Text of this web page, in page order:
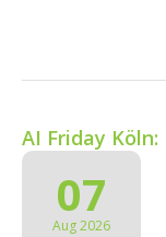
AI Friday
07
Aug 2026